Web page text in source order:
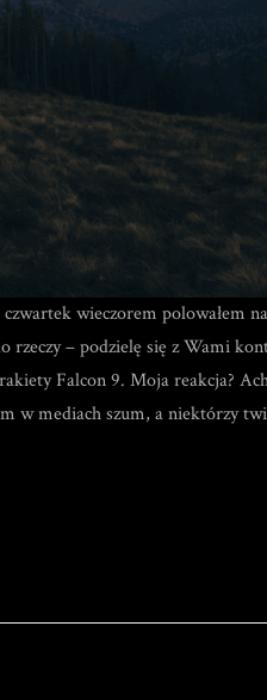
wieczorem polowałem
rzeczy – podzielę się z Wami
Falcon 9. Moja reakcja?
w mediach szum, a niektórzy